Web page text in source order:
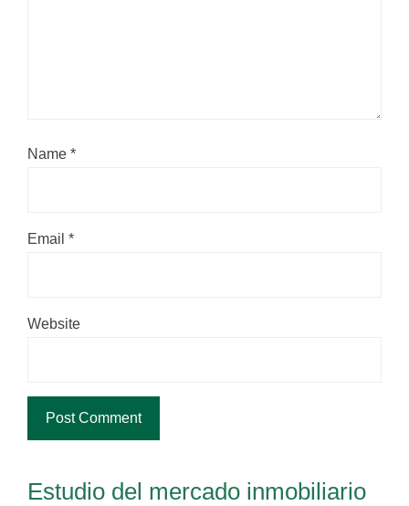
Name *
Email *
Website
Estudio del mercado inmobiliario